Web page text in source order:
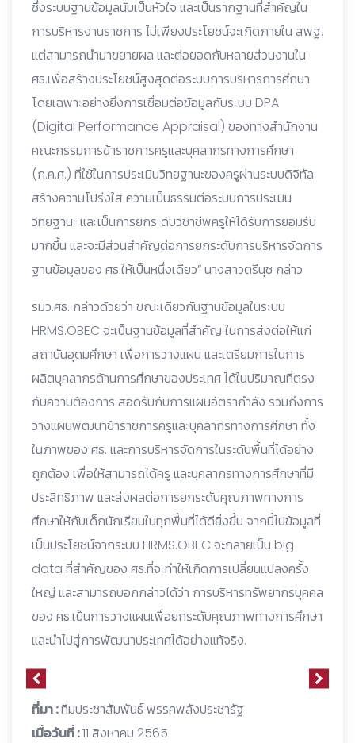
ซึ่งระบบฐานข้อมูลนับเป็นหัวใจ และเป็นรากฐานที่สำคัญใน
การบริหารงานราชการ ไม่เพียงประโยชน์จะเกิดภายใน สพฐ.
แต่สามารถนำมาขยายผล และต่อยอดกับหลายส่วนงานใน
ศธ.เพื่อสร้างประโยชน์สูงสุดต่อระบบการบริหารการศึกษา
โดยเฉพาะอย่างยิ่งการเชื่อมต่อข้อมูลกับระบบ DPA
(Digital Performance Appraisal) ของทางสำนักงาน
คณะกรรมการข้าราชการครูและบุคลากรทางการศึกษา
(ก.ค.ศ.) ที่ใช้ในการประเมินวิทยฐานะของครูผ่านระบบดิจิทัล
สร้างความโปร่งใส ความเป็นธรรมต่อระบบการประเมิน
วิทยฐานะ และเป็นการยกระดับวิชาชีพครูให้ได้รับการยอมรับ
มากขึ้น และจะมีส่วนสำคัญต่อการยกระดับการบริหารจัดการ
ฐานข้อมูลของ ศธ.ให้เป็นหนึ่งเดียว” นางสาวตรีนุช กล่าว
รมว.ศธ. กล่าวด้วยว่า ขณะเดียวกันฐานข้อมูลในระบบ
HRMS.OBEC จะเป็นฐานข้อมูลที่สำคัญ ในการส่งต่อให้แก่
สถาบันอุดมศึกษา เพื่อการวางแผน และเตรียมการในการ
ผลิตบุคลากรด้านการศึกษาของประเทศ ได้ในปริมาณที่ตรง
กับความต้องการ สอดรับกับการแผนอัตรากำลัง รวมถึงการ
วางแผนพัฒนาข้าราชการครูและบุคลากรทางการศึกษา ทั้ง
ในภาพของ ศธ. และการบริหารจัดการในระดับพื้นที่ได้อย่าง
ถูกต้อง เพื่อให้สามารถได้ครู และบุคลากรทางการศึกษาที่มี
ประสิทธิภาพ และส่งผลต่อการยกระดับคุณภาพทางการ
ศึกษาให้กับเด็กนักเรียนในทุกพื้นที่ได้ดียิ่งขึ้น จากนี้ไปข้อมูลที่
เป็นประโยชน์จากระบบ HRMS.OBEC จะกลายเป็น big
data ที่สำคัญของ ศธ.ที่จะทำให้เกิดการเปลี่ยนแปลงครั้ง
ใหญ่ และสามารถบอกกล่าวได้ว่า การบริหารทรัพยากรบุคคล
ของ ศธ.เป็นการวางแผนเพื่อยกระดับคุณภาพทางการศึกษา
และนำไปสู่การพัฒนาประเทศได้อย่างแท้จริง.
ที่มา :ทีมประชาสัมพันธ์ พรรคพลังประชารัฐ
เมื่อวันที่ :11 สิงหาคม 2565